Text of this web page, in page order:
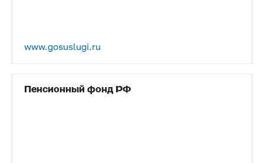
www.gosuslugi.ru
Пенсионный фонд РФ